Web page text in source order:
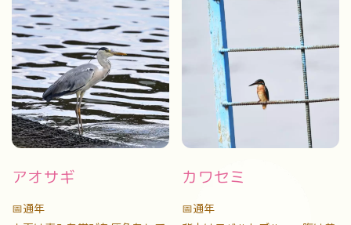
アオサギ
📅通年
カワセミ
📅通年